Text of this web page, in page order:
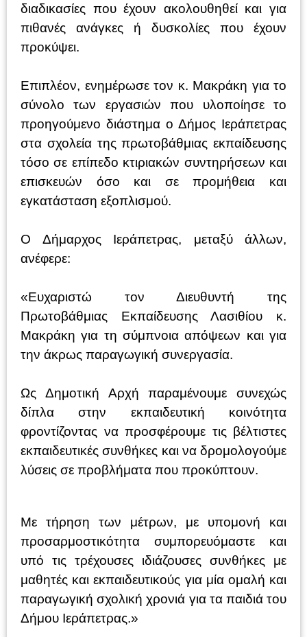
διαδικασίες που έχουν ακολουθηθεί και για
πιθανές ανάγκες ή δυσκολίες που έχουν
προκύψει.
Επιπλέον, ενημέρωσε τον κ. Μακράκη για το
σύνολο των εργασιών που υλοποίησε το
προηγούμενο διάστημα ο Δήμος Ιεράπετρας
στα σχολεία της πρωτοβάθμιας εκπαίδευσης
τόσο σε επίπεδο κτιριακών συντηρήσεων και
επισκευών όσο και σε προμήθεια και
εγκατάσταση εξοπλισμού.
Ο Δήμαρχος Ιεράπετρας, μεταξύ άλλων,
ανέφερε:
«Ευχαριστώ τον Διευθυντή της
Πρωτοβάθμιας Εκπαίδευσης Λασιθίου κ.
Μακράκη για τη σύμπνοια απόψεων και για
την άκρως παραγωγική συνεργασία.
Ως Δημοτική Αρχή παραμένουμε συνεχώς
δίπλα στην εκπαιδευτική κοινότητα
φροντίζοντας να προσφέρουμε τις βέλτιστες
εκπαιδευτικές συνθήκες και να δρομολογούμε
λύσεις σε προβλήματα που προκύπτουν.
Με τήρηση των μέτρων, με υπομονή και
προσαρμοστικότητα συμπορευόμαστε και
υπό τις τρέχουσες ιδιάζουσες συνθήκες με
μαθητές και εκπαιδευτικούς για μία ομαλή και
παραγωγική σχολική χρονιά για τα παιδιά του
Δήμου Ιεράπετρας.»